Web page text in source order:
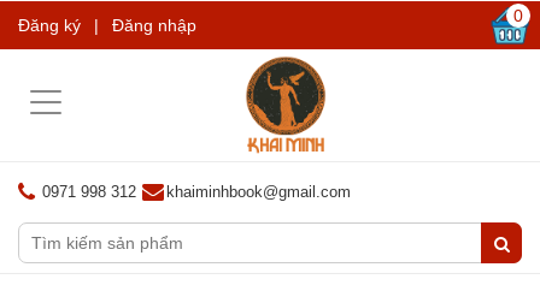
Đăng ký | Đăng nhập 0
Toggle
0971 998 312 khaiminhbook@gmail.com